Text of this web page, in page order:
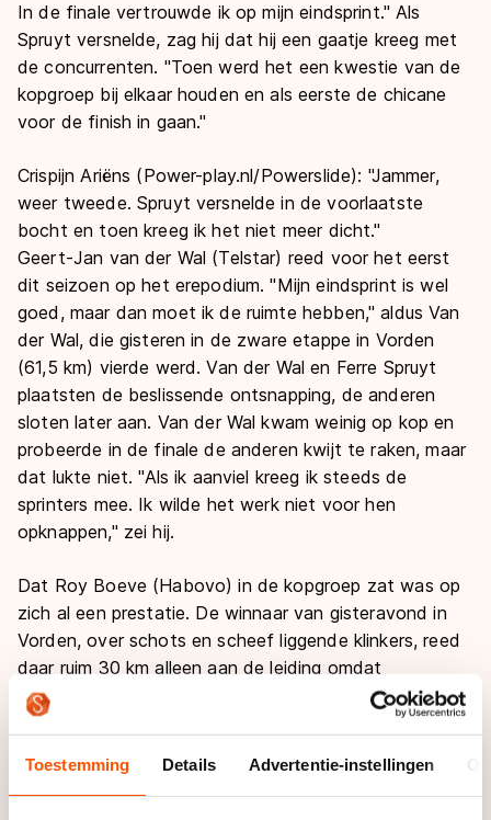
Toestemming Details Advertentie-instellingen
In de finale vertrouwde ik op mijn eindsprint." Als
Spruyt versnelde, zag hij dat hij een gaatje kreeg met
de concurrenten. "Toen werd het een kwestie van de
kopgroep bij elkaar houden en als eerste de chicane
voor de finish in gaan."
Crispijn Ariëns (Power-play.nl/Powerslide): "Jammer,
weer tweede. Spruyt versnelde in de voorlaatste
bocht en toen kreeg ik het niet meer dicht."
Geert-Jan van der Wal (Telstar) reed voor het eerst
dit seizoen op het erepodium. "Mijn eindsprint is wel
goed, maar dan moet ik de ruimte hebben," aldus Van
der Wal, die gisteren in de zware etappe in Vorden
(61,5 km) vierde werd. Van der Wal en Ferre Spruyt
plaatsten de beslissende ontsnapping, de anderen
sloten later aan. Van der Wal kwam weinig op kop en
probeerde in de finale de anderen kwijt te raken, maar
dat lukte niet. "Als ik aanviel kreeg ik steeds de
sprinters mee. Ik wilde het werk niet voor hen
opknappen," zei hij.
Dat Roy Boeve (Habovo) in de kopgroep zat was op
zich al een prestatie. De winnaar van gisteravond in
Vorden, over schots en scheef liggende klinkers, reed
daar ruim 30 km alleen aan de leiding omdat
medevluchter Gerwin Smit niet meer over kon nemen.
Ariëns ging daar niet van start en ook de
In het klassement blijft Ariëns aan de leiding, vóór